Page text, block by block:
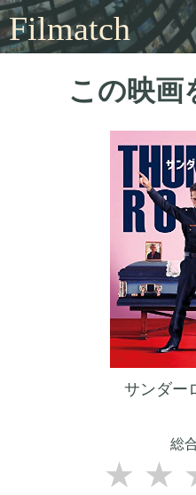
Filmatch
この映画
サンダー
総
★
★